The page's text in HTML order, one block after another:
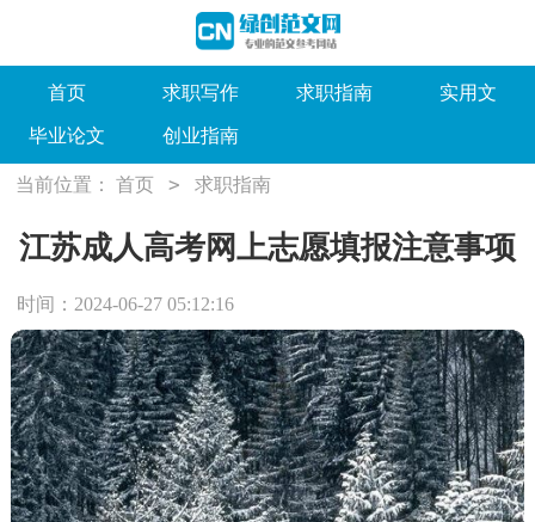
首页 求职写作 求职指南 实用文
毕业论文 创业指南
当前位置： 首页 > 求职指南
江苏成人高考网上志愿填报注意事项
时间：2024-06-27 05:12:16